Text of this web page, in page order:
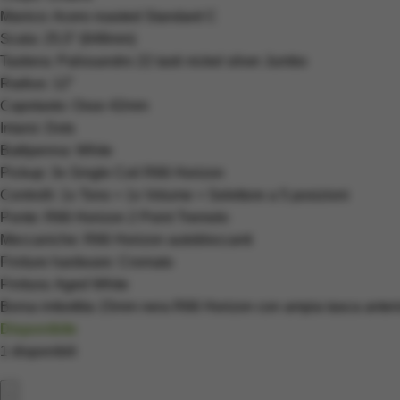
Manico: Acero roasted Standard C
Scala: 25,5” (648mm)
Tastiera: Palissandro 22 tasti nickel silver Jumbo
Radius: 12”
Capotasto: Osso 42mm
Battipenna: White
Pickup: 3x Single Coil R66 Horizon
Controlli: 1x Tono + 1x Volume + Selettore a 5 posizioni
Ponte: R66 Horizon 2 Point Tremolo
Meccaniche: R66 Horizon autobloccanti
Finiture hardware: Cromato
Finitura: Aged White
Borsa imbottita 15mm nera R66 Horizon con ampia tasca
1 disponibili